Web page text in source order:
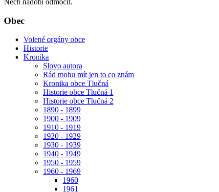
Obec
Volené orgány obce
Historie
Kronika
Slovo autora
Rád mohu mít jen to co znám
Kronika obce Tlučná
Historie obce Tlučná 1
Historie obce Tlučná 2
1890 - 1899
1900 - 1909
1910 - 1919
1920 - 1929
1930 - 1939
1940 - 1949
1950 - 1959
1960 - 1969
1960
1961